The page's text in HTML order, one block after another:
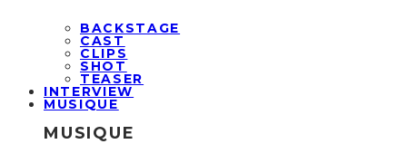
BACKSTAGE
CAST
CLIPS
SHOT
TEASER
INTERVIEW
MUSIQUE
MUSIQUE